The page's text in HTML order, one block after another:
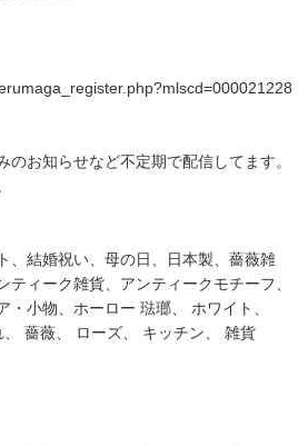
のお知らせなど不定期で配信してます。
、結婚祝い、母の日、日本製、薔薇雑
ティーク雑貨、アンティークモチーフ、
・小物、ホーロー 琺瑯、 ホワイト、
薔薇、 ローズ、 キッチン、 雑貨